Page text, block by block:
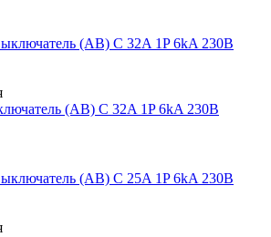
(АВ) C 32A 1P 6kA 230В